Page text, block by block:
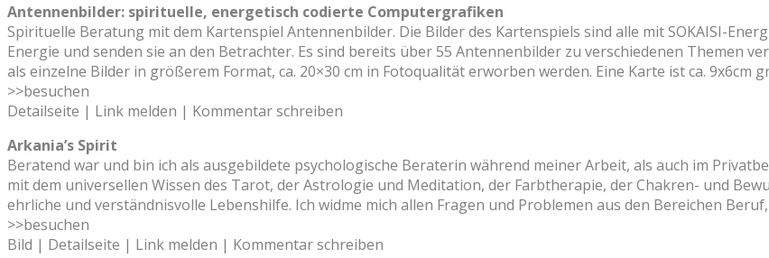
Antennenbilder: spirituelle, energetisch codierte Computergrafiken
Spirituelle Beratung mit dem Kartenspiel Antennenbilder. Die Bilder des Kartenspiels sind alle mit SOKAISI-
Energie und senden sie an den Betrachter. Es sind bereits über 55 Antennenbilder zu verschiedenen Themen
als einzelne Bilder in größerem Format, ca. 20×30 cm in Fotoqualität erworben werden. Eine Karte ist ca. 9x6cm
>>besuchen
Detailseite | Link melden | Kommentar schreiben
Arkania’s Spirit
Beratend war und bin ich als ausgebildete psychologische Beraterin während meiner Arbeit, als auch im
mit dem universellen Wissen des Tarot, der Astrologie und Meditation, der Farbtherapie, der Chakren- und
ehrliche und verständnisvolle Lebenshilfe. Ich widme mich allen Fragen und Problemen aus den Bereichen
>>besuchen
Bild | Detailseite | Link melden | Kommentar schreiben